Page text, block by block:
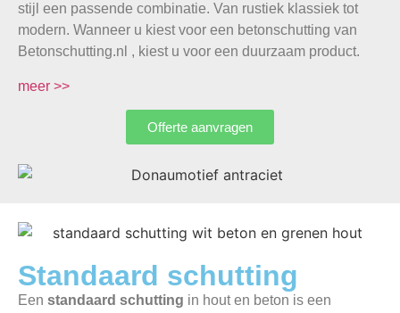
stijl een passende combinatie. Van rustiek klassiek tot
modern. Wanneer u kiest voor een betonschutting van
Betonschutting.nl , kiest u voor een duurzaam product.
meer >>
Offerte aanvragen
Standaard schutting
Een standaard schutting in hout en beton is een